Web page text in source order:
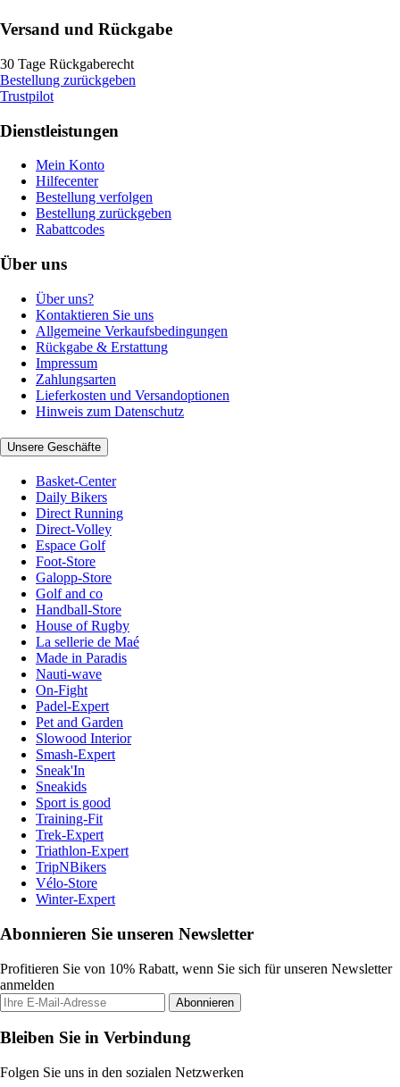
Versand und Rückgabe
30 Tage Rückgaberecht
Bestellung zurückgeben
Trustpilot
Dienstleistungen
Mein Konto
Hilfecenter
Bestellung verfolgen
Bestellung zurückgeben
Rabattcodes
Über uns
Über uns?
Kontaktieren Sie uns
Allgemeine Verkaufsbedingungen
Rückgabe & Erstattung
Impressum
Zahlungsarten
Lieferkosten und Versandoptionen
Hinweis zum Datenschutz
Unsere Geschäfte
Basket-Center
Daily Bikers
Direct Running
Direct-Volley
Espace Golf
Foot-Store
Galopp-Store
Golf and co
Handball-Store
House of Rugby
La sellerie de Maé
Made in Paradis
Nauti-wave
On-Fight
Padel-Expert
Pet and Garden
Slowood Interior
Smash-Expert
Sneak'In
Sneakids
Sport is good
Training-Fit
Trek-Expert
Triathlon-Expert
TripNBikers
Vélo-Store
Winter-Expert
Abonnieren Sie unseren Newsletter
Profitieren Sie von 10% Rabatt, wenn Sie sich für unseren Newsletter
anmelden
Abonnieren
Bleiben Sie in Verbindung
Folgen Sie uns in den sozialen Netzwerken